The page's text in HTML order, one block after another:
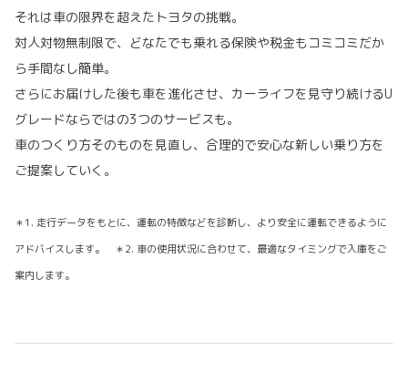
それは車の限界を超えたトヨタの挑戦。
対人対物無制限で、どなたでも乗れる保険や税金もコミコミだか
ら手間なし簡単。
さらにお届けした後も車を進化させ、カーライフを見守り続けるU
グレードならではの3つのサービスも。
車のつくり方そのものを見直し、合理的で安心な新しい乗り方を
ご提案していく。
＊1. 走行データをもとに、運転の特徴などを診断し、より安全に運転できるように
アドバイスします。 ＊2. 車の使用状況に合わせて、最適なタイミングで入庫をご
案内します。